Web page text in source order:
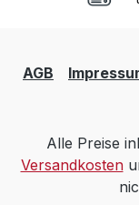
AGB
Alle Preise
Versandkosten